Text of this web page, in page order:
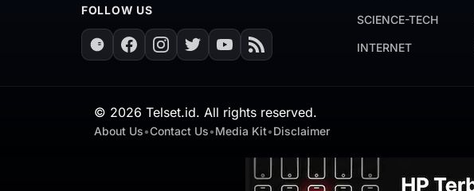
FOLLOW US
SCIENCE-TECH
INTERNET
© 2026 Telset.id. All rights reserved.
About Us•Contact Us•Media Kit•Disclaimer